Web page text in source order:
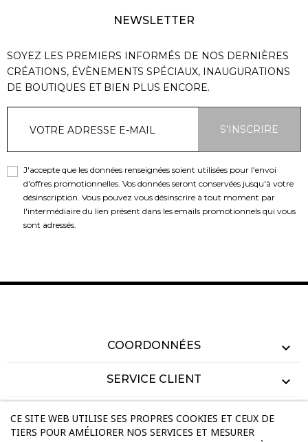
NEWSLETTER
SOYEZ LES PREMIERS INFORMÉS DE NOS DERNIÈRES
CRÉATIONS, ÉVÈNEMENTS SPÉCIAUX, INAUGURATIONS
DE BOUTIQUES ET BIEN PLUS ENCORE.
S'INSCRIRE
J'accepte que les données renseignées soient utilisées pour l'envoi
d'offres promotionnelles. Vos données seront conservées jusqu'à votre
désinscription. Vous pouvez vous désinscrire à tout moment par
l'intermédiaire du lien présent dans les emails promotionnels qui vous
sont adressés.
COORDONNÉES
SERVICE CLIENT
COMMANDES
CE SITE WEB UTILISE SES PROPRES COOKIES ET CEUX DE
TIERS POUR AMÉLIORER NOS SERVICES ET MESURER